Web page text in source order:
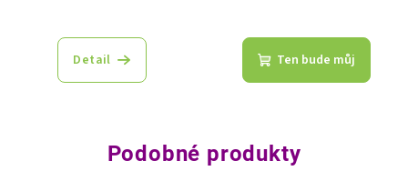
Detail Ten bude můj
Podobné produkty